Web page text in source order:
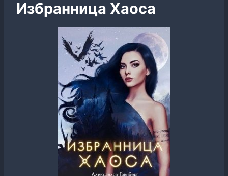
Избранница Хаоса